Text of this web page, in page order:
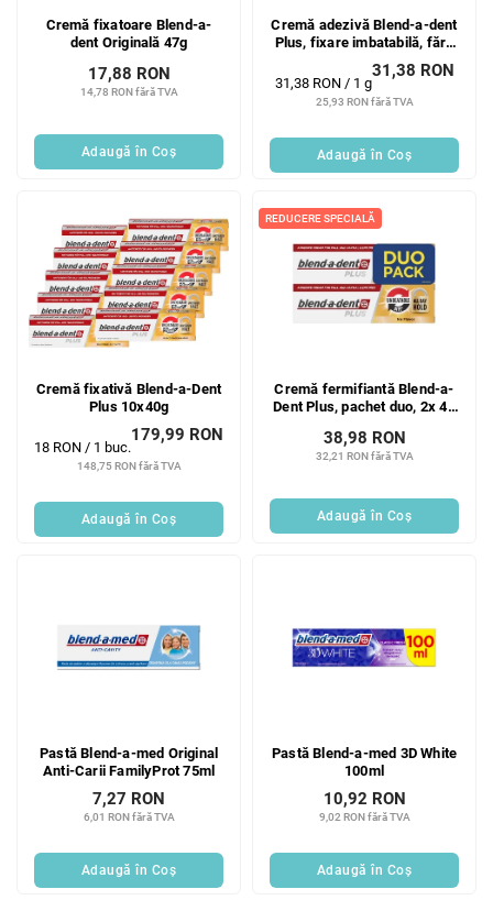
Cremă fixatoare Blend-a-
dent Originală 47g
14,78 RON fără TVA
17,88 RON
Adaugă în Coş
Cremă adezivă Blend-a-dent
Plus, fixare imbatabilă, fără
25,93 RON fără TVA
31,38 RON
Evaluare
31,38 RON / 1 g
Adaugă în Coş
Cremă fixativă Blend-a-Dent
Plus 10x40g
148,75 RON fără TVA
179,99 RON
Evaluare
18 RON / 1 buc.
Adaugă în Coş
REDUCERE SPECIALĂ
Cremă fermifiantă Blend-a-
Dent Plus, pachet duo, 2x 40
32,21 RON fără TVA
38,98 RON
Adaugă în Coş
Pastă Blend-a-med Original
Anti-Carii FamilyProt 75ml
6,01 RON fără TVA
7,27 RON
Adaugă în Coş
Pastă Blend-a-med 3D White
100ml
9,02 RON fără TVA
10,92 RON
Adaugă în Coş